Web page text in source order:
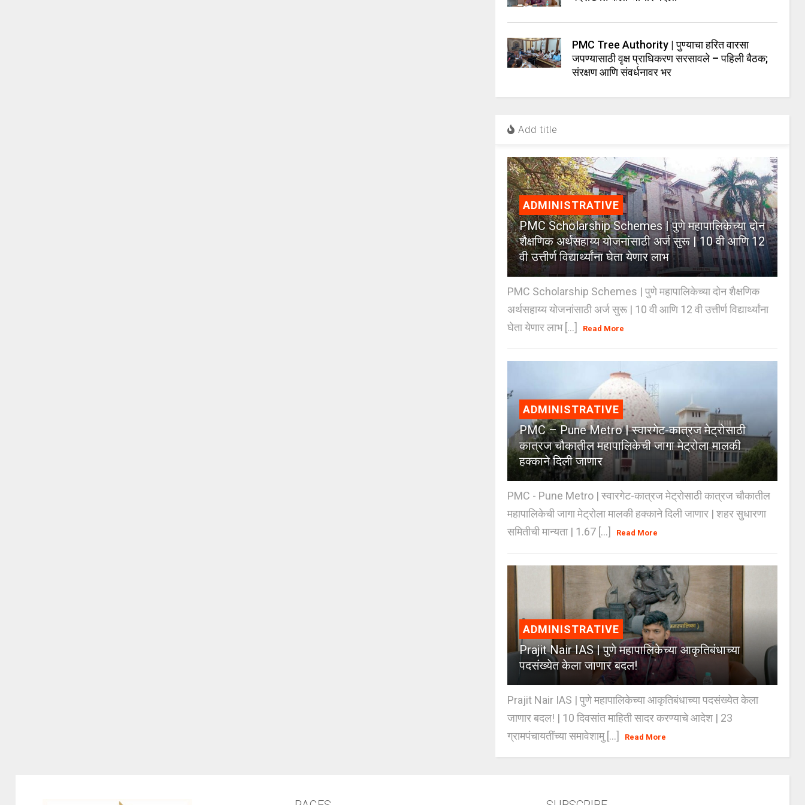
PMC Tree Authority | पुण्याचा हरित वारसा
जपण्यासाठी वृक्ष प्राधिकरण सरसावले – पहिली बैठक;
संरक्षण आणि संवर्धनावर भर
Add title
ADMINISTRATIVE
PMC Scholarship Schemes | पुणे महापालिकेच्या दोन
शैक्षणिक अर्थसहाय्य योजनांसाठी अर्ज सुरू | 10 वी आणि 12
वी उत्तीर्ण विद्यार्थ्यांना घेता येणार लाभ
PMC Scholarship Schemes | पुणे महापालिकेच्या दोन शैक्षणिक
अर्थसहाय्य योजनांसाठी अर्ज सुरू | 10 वी आणि 12 वी उत्तीर्ण विद्यार्थ्यांना
घेता येणार लाभ [...]
Read More
ADMINISTRATIVE
PMC – Pune Metro | स्वारगेट-कात्रज मेट्रोसाठी
कात्रज चौकातील महापालिकेची जागा मेट्रोला मालकी
हक्काने दिली जाणार
PMC - Pune Metro | स्वारगेट-कात्रज मेट्रोसाठी कात्रज चौकातील
महापालिकेची जागा मेट्रोला मालकी हक्काने दिली जाणार | शहर सुधारणा
समितीची मान्यता | 1.67 [...]
Read More
ADMINISTRATIVE
Prajit Nair IAS | पुणे महापालिकेच्या आकृतिबंधाच्या
पदसंख्येत केला जाणार बदल!
Prajit Nair IAS | पुणे महापालिकेच्या आकृतिबंधाच्या पदसंख्येत केला
जाणार बदल! | 10 दिवसांत माहिती सादर करण्याचे आदेश | 23
ग्रामपंचायतींच्या समावेशामु [...]
Read More